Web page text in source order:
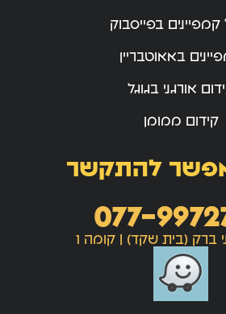
קמפיינים בפייסבוק
באאוטבריין
אורגני בגוגל
קידום ממומן
להתקשר
077-